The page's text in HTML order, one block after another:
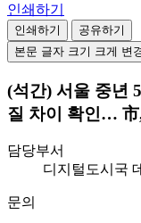
인쇄하기
인쇄하기
공유하기
본문 글자 크기 크게 변
(석간) 서울 중년
질 차이 확인… 市
담당부서
디지털도시국
문의